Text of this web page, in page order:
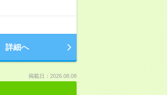
詳細へ
掲載日：2026.08.08